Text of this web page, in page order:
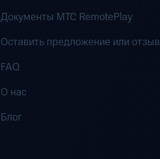
Документы MTC RemotePlay
Оставить предложение или отзыв
FAQ
О нас
Блог